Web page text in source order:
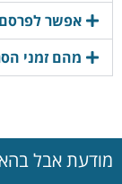
אפשר לפרסם
מהם זמני
מודעת אבל